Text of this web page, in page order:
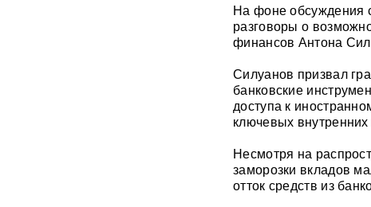
На фоне обсуждения
разговоры о
финансов Антона
Силуанов призвал
банковские
доступа к
ключевых
Несмотря на
заморозки вкладов
отток средств из